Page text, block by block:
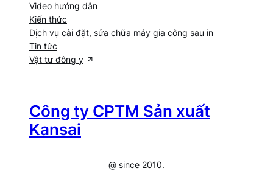
Video hướng dẫn
Kiến thức
Dịch vụ cài đặt, sửa chữa máy gia công sau in
Tin tức
Vật tư đông y
Công ty CPTM Sản xuất
Kansai
@ since 2010.